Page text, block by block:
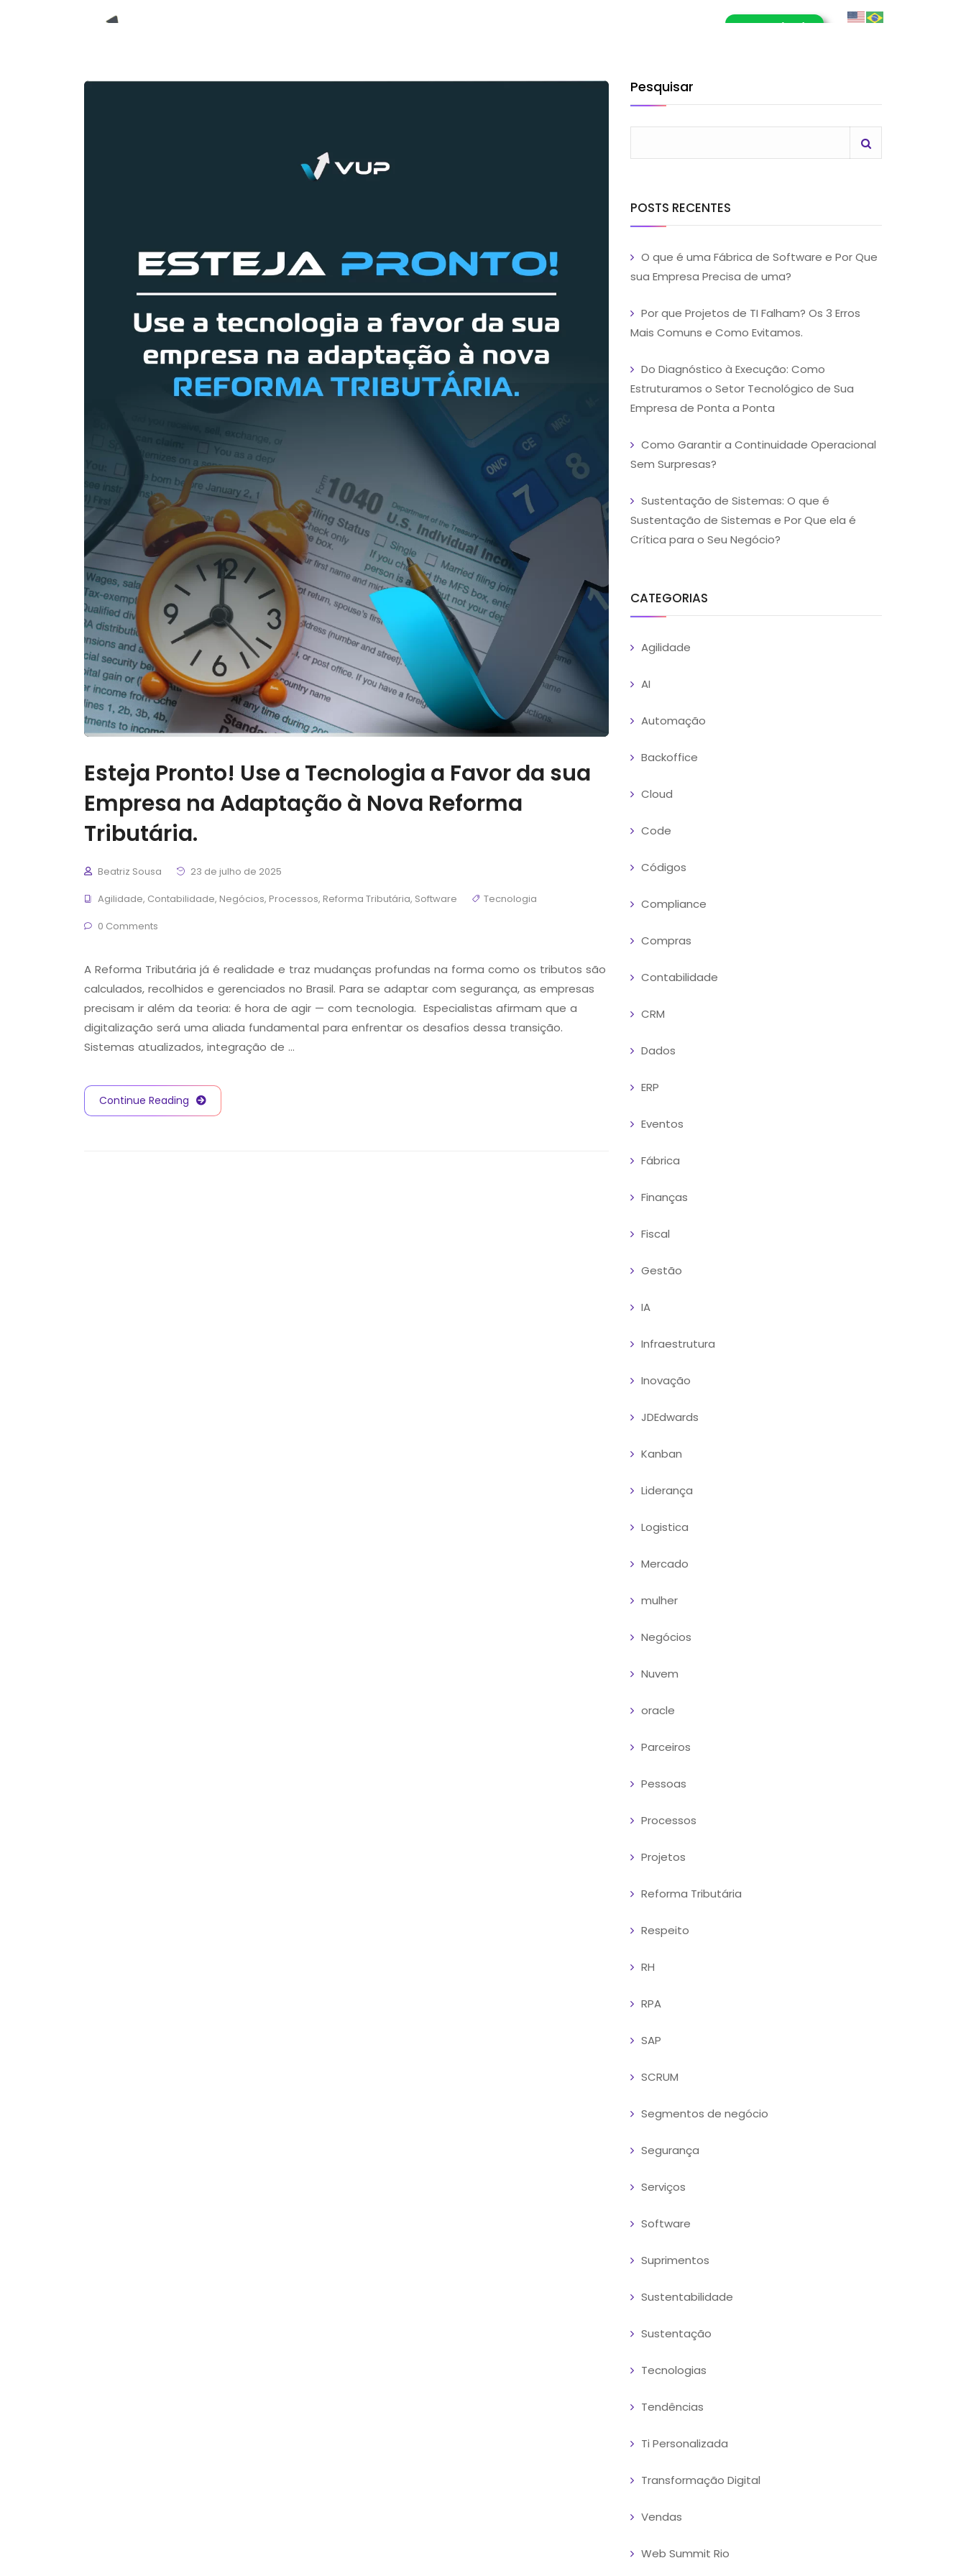
E-Book (RPA)
Esteja Pronto! Use a Tecnologia a Favor da sua
Empresa na Adaptação à Nova Reforma
Tributária.
Beatriz Sousa
23 de julho de 2025
Agilidade, Contabilidade, Negócios, Processos, Reforma Tributária, Software
Tecnologia
0 Comments
A Reforma Tributária já é realidade e traz mudanças profundas na forma como os tributos são
calculados, recolhidos e gerenciados no Brasil. Para se adaptar com segurança, as empresas
precisam ir além da teoria: é hora de agir — com tecnologia. Especialistas afirmam que a
digitalização será uma aliada fundamental para enfrentar os desafios dessa transição.
Sistemas atualizados, integração de …
Continue Reading
Pesquisar
POSTS RECENTES
O que é uma Fábrica de Software e Por Que
sua Empresa Precisa de uma?
Por que Projetos de TI Falham? Os 3 Erros
Mais Comuns e Como Evitamos.
Do Diagnóstico à Execução: Como
Estruturamos o Setor Tecnológico de Sua
Empresa de Ponta a Ponta
Como Garantir a Continuidade Operacional
Sem Surpresas?
Sustentação de Sistemas: O que é
Sustentação de Sistemas e Por Que ela é
Crítica para o Seu Negócio?
CATEGORIAS
Agilidade
AI
Automação
Backoffice
Cloud
Code
Códigos
Compliance
Compras
Contabilidade
CRM
Dados
ERP
Eventos
Fábrica
Finanças
Fiscal
Gestão
IA
Infraestrutura
Inovação
JDEdwards
Kanban
Liderança
Logistica
Mercado
mulher
Negócios
Nuvem
oracle
Parceiros
Pessoas
Processos
Projetos
Reforma Tributária
Respeito
RH
RPA
SAP
SCRUM
Segmentos de negócio
Segurança
Serviços
Software
Suprimentos
Sustentabilidade
Sustentação
Tecnologias
Tendências
Ti Personalizada
Transformação Digital
Vendas
Web Summit Rio